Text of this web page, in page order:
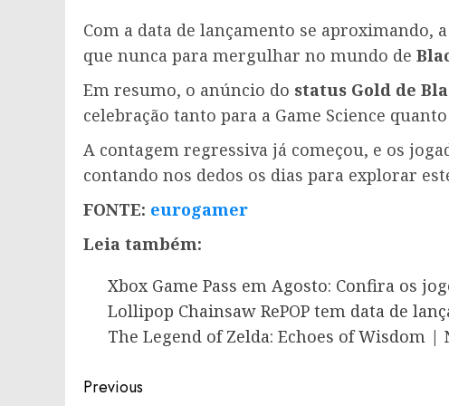
Com a data de lançamento se aproximando,
que nunca para mergulhar no mundo de
Em resumo, o anúncio do status Gold de
celebração tanto para a Game Science
A contagem regressiva já começou, e os
contando nos dedos os dias para explorar
FONTE: eurogamer
Leia também:
Xbox Game Pass em Agosto: Confira os
Lollipop Chainsaw RePOP tem data de
The Legend of Zelda: Echoes of Wisdom
Post
Previous